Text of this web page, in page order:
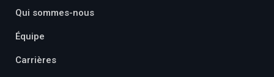
Qui sommes-nous
Équipe
Carrières